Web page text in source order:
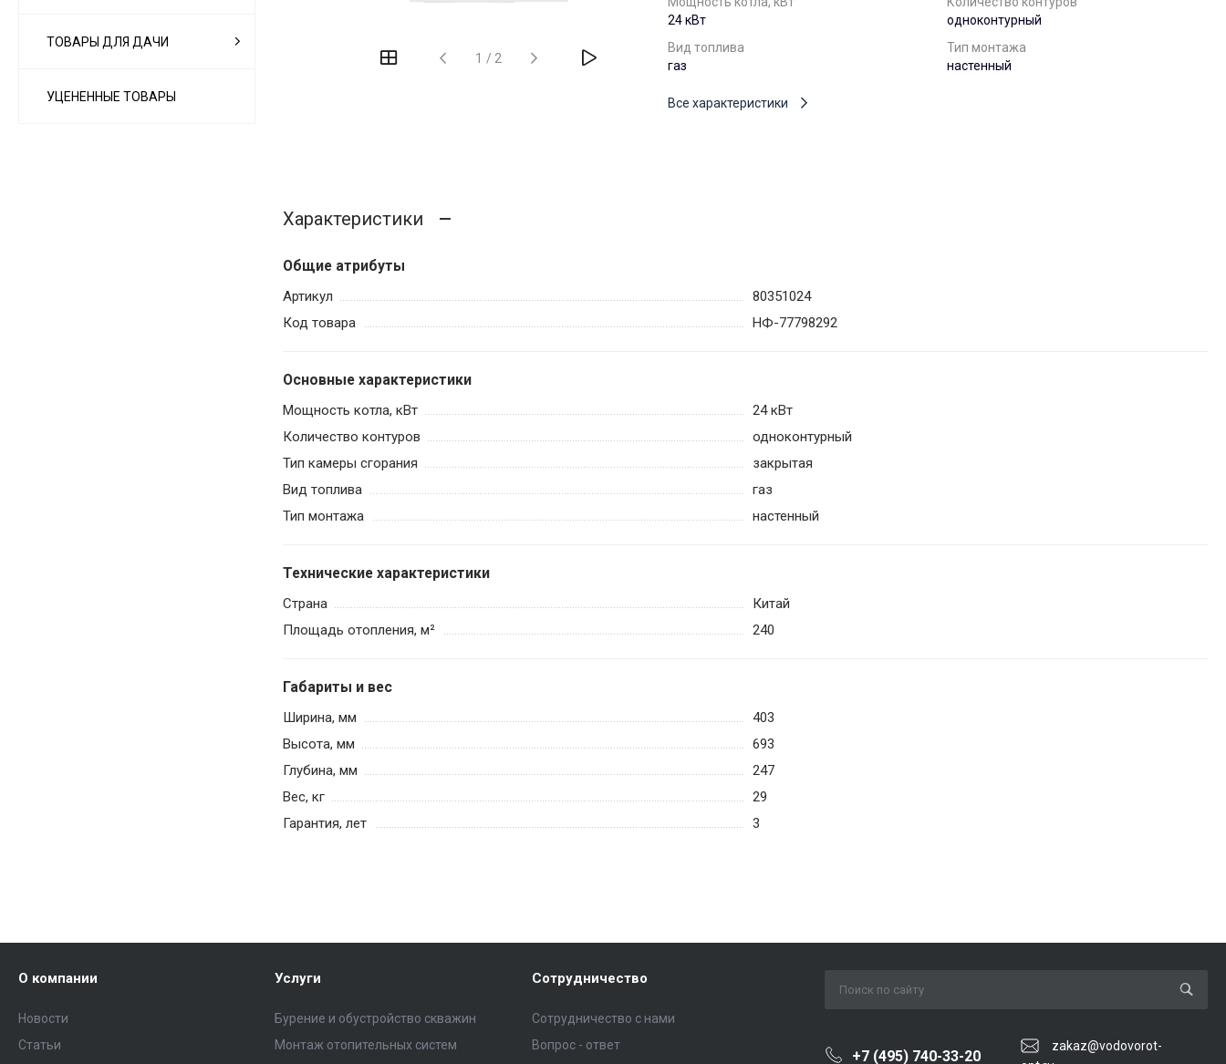
ТОВАРЫ ДЛЯ ДАЧИ
УЦЕНЕННЫЕ ТОВАРЫ
1 / 2
24 кВт
одноконтурный
Вид топлива
газ
Тип монтажа
настенный
Все характеристики
Характеристики
Общие атрибуты
Артикул
80351024
Код товара
НФ-77798292
Основные характеристики
Мощность котла, кВт
24 кВт
Количество контуров
одноконтурный
Тип камеры сгорания
закрытая
Вид топлива
газ
Тип монтажа
настенный
Технические характеристики
Страна
Китай
Площадь отопления, м²
240
Габариты и вес
Ширина, мм
403
Высота, мм
693
Глубина, мм
247
Вес, кг
29
Гарантия, лет
3
О компании
Новости
Статьи
Услуги
Бурение и обустройство скважин
Монтаж отопительных систем
Сотрудничество
Сотрудничество с нами
Вопрос - ответ
+7 (495) 740-33-20
zakaz@vodovorot-